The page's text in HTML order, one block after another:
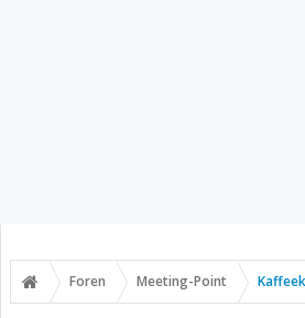
Foren Meeting-Point